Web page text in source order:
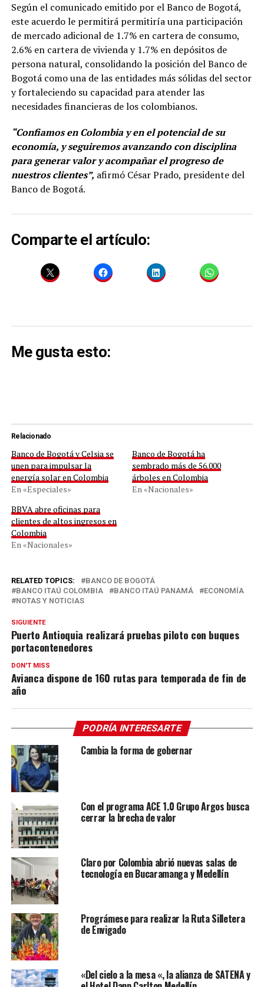
Según el comunicado emitido por el Banco de Bogotá,
este acuerdo le permitirá permitiría una participación
de mercado adicional de 1.7% en cartera de consumo,
2.6% en cartera de vivienda y 1.7% en depósitos de
persona natural, consolidando la posición del Banco de
Bogotá como una de las entidades más sólidas del sector
y fortaleciendo su capacidad para atender las
necesidades financieras de los colombianos.
“Confiamos en Colombia y en el potencial de su
economía, y seguiremos avanzando con disciplina
para generar valor y acompañar el progreso de
nuestros clientes”, afirmó César Prado, presidente del
Banco de Bogotá.
Comparte el artículo:
Me gusta esto:
Relacionado
Banco de Bogotá y Celsia se
unen para impulsar la
energía solar en Colombia
En «Especiales»
Banco de Bogotá ha
sembrado más de 56.000
árboles en Colombia
En «Nacionales»
BBVA abre oficinas para
clientes de altos ingresos en
Colombia
En «Nacionales»
RELATED TOPICS:
BANCO DE BOGOTÁ
BANCO ITAÚ COLOMBIA
BANCO ITAÚ PANAMÁ
ECONOMÍA
NOTAS Y NOTICIAS
SIGUIENTE
Puerto Antioquia realizará pruebas piloto con buques
portacontenedores
DON'T MISS
Avianca dispone de 160 rutas para temporada de fin de
año
PODRÍA INTERESARTE
Cambia la forma de gobernar
Con el programa ACE 1.0 Grupo Argos busca
cerrar la brecha de valor
Claro por Colombia abrió nuevas salas de
tecnología en Bucaramanga y Medellín
Prográmese para realizar la Ruta Silletera
de Envigado
«Del cielo a la mesa «, la alianza de SATENA y